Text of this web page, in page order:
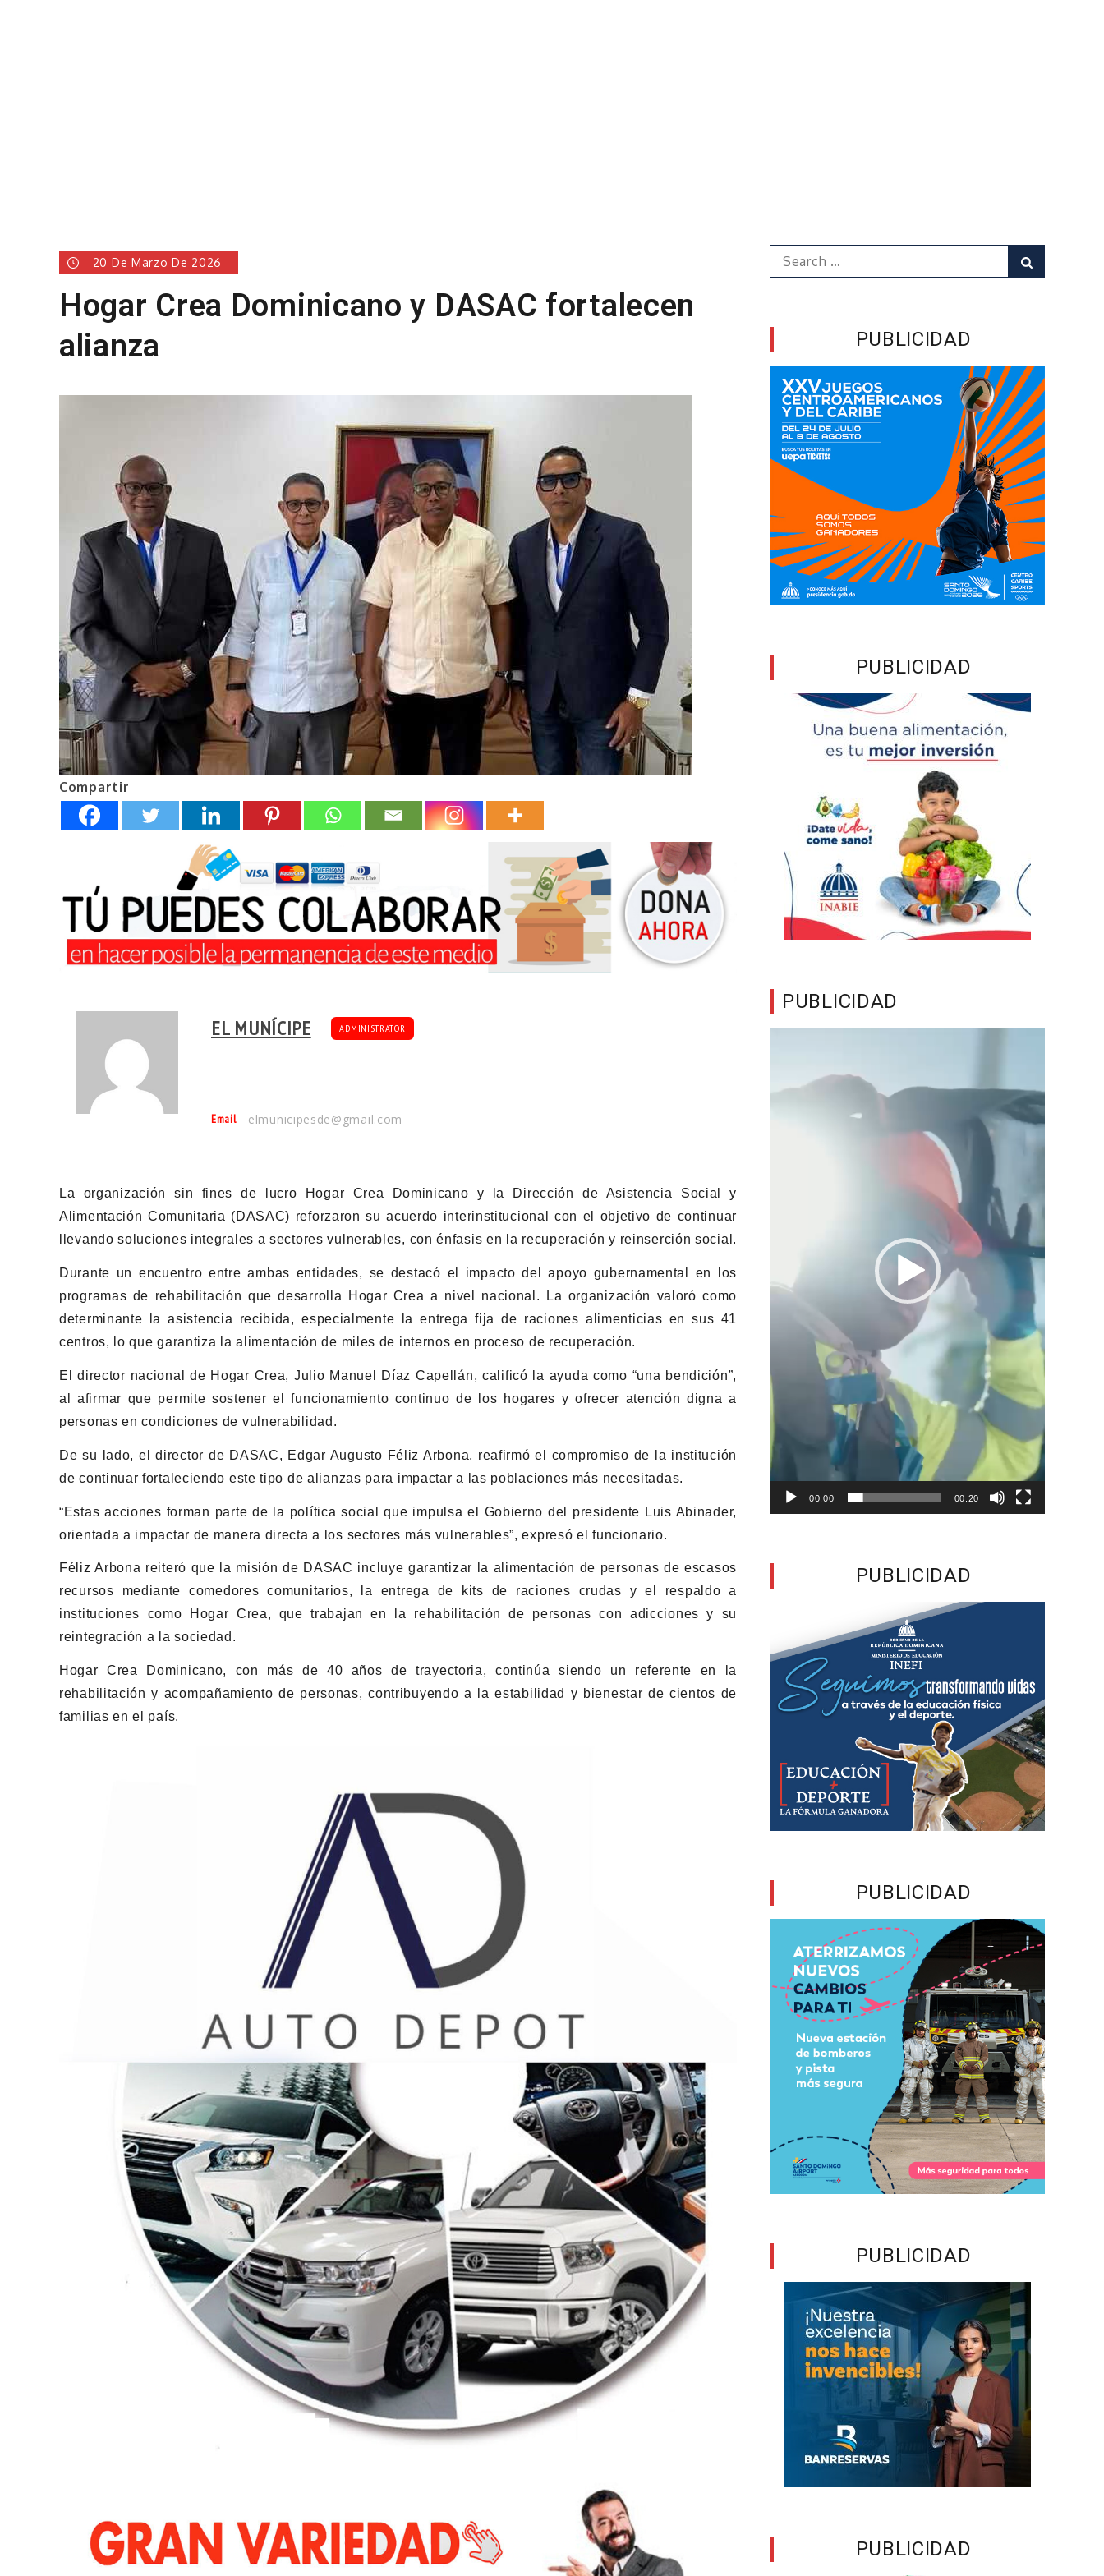
20 De Marzo De 2026
Hogar Crea Dominicano y DASAC fortalecen
alianza
Compartir
EL MUNÍCIPE ADMINISTRATOR
Email elmunicipesde@gmail.com
La organización sin fines de lucro Hogar Crea Dominicano y la Dirección de Asistencia Social y
Alimentación Comunitaria (DASAC) reforzaron su acuerdo interinstitucional con el objetivo de continuar
llevando soluciones integrales a sectores vulnerables, con énfasis en la recuperación y reinserción social.
Durante un encuentro entre ambas entidades, se destacó el impacto del apoyo gubernamental en los
programas de rehabilitación que desarrolla Hogar Crea a nivel nacional. La organización valoró como
determinante la asistencia recibida, especialmente la entrega fija de raciones alimenticias en sus 41
centros, lo que garantiza la alimentación de miles de internos en proceso de recuperación.
El director nacional de Hogar Crea, Julio Manuel Díaz Capellán, calificó la ayuda como “una bendición”,
al afirmar que permite sostener el funcionamiento continuo de los hogares y ofrecer atención digna a
personas en condiciones de vulnerabilidad.
De su lado, el director de DASAC, Edgar Augusto Féliz Arbona, reafirmó el compromiso de la institución
de continuar fortaleciendo este tipo de alianzas para impactar a las poblaciones más necesitadas.
“Estas acciones forman parte de la política social que impulsa el Gobierno del presidente Luis Abinader,
orientada a impactar de manera directa a los sectores más vulnerables”, expresó el funcionario.
Féliz Arbona reiteró que la misión de DASAC incluye garantizar la alimentación de personas de escasos
recursos mediante comedores comunitarios, la entrega de kits de raciones crudas y el respaldo a
instituciones como Hogar Crea, que trabajan en la rehabilitación de personas con adicciones y su
reintegración a la sociedad.
Hogar Crea Dominicano, con más de 40 años de trayectoria, continúa siendo un referente en la
rehabilitación y acompañamiento de personas, contribuyendo a la estabilidad y bienestar de cientos de
familias en el país.
Search
for:
PUBLICIDAD
PUBLICIDAD
PUBLICIDAD
00:00 00:20
PUBLICIDAD
PUBLICIDAD
PUBLICIDAD
PUBLICIDAD